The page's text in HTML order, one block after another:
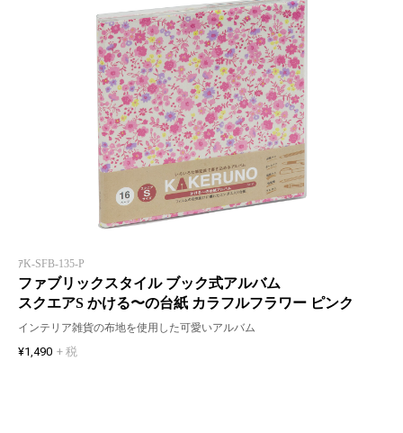
ｱK-SFB-135-P
ファブリックスタイル ブック式アルバム
スクエアS かける〜の台紙 カラフルフラワー ピンク
インテリア雑貨の布地を使用した可愛いアルバム
¥1,490 + 税